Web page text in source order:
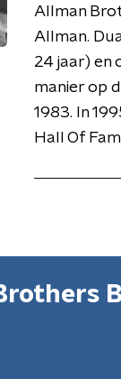
Allman
Allman.
24 jaar) en
manier op
1983. In
Hall Of